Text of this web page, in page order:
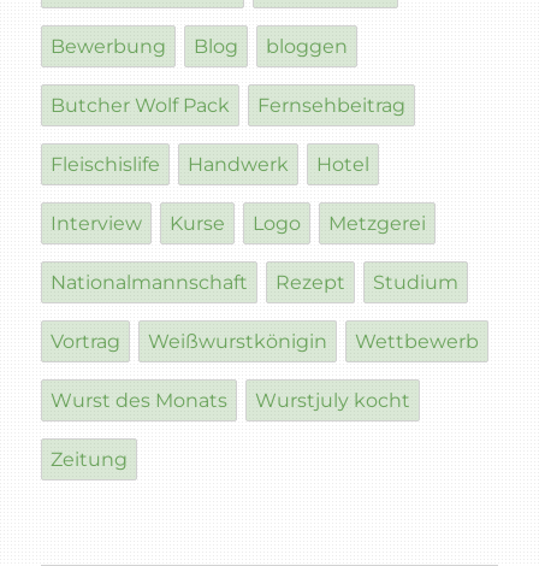
Bewerbung Blog bloggen
Butcher Wolf Pack Fernsehbeitrag
Fleischislife Handwerk Hotel
Interview Kurse Logo Metzgerei
Nationalmannschaft Rezept Studium
Vortrag Weißwurstkönigin Wettbewerb
Wurst des Monats Wurstjuly kocht
Zeitung